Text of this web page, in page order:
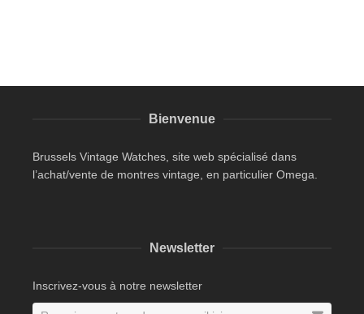
Bienvenue
Brussels Vintage Watches, site web spécialisé dans
l’achat/vente de montres vintage, en particulier Omega.
Newsletter
Inscrivez-vous à notre newsletter